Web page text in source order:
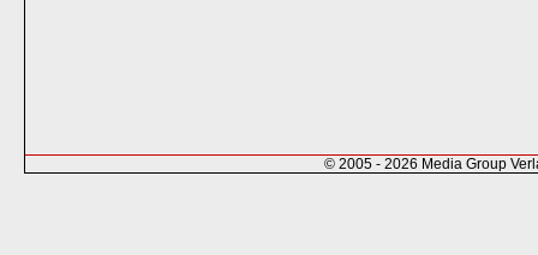
© 2005 - 2026 Media Group